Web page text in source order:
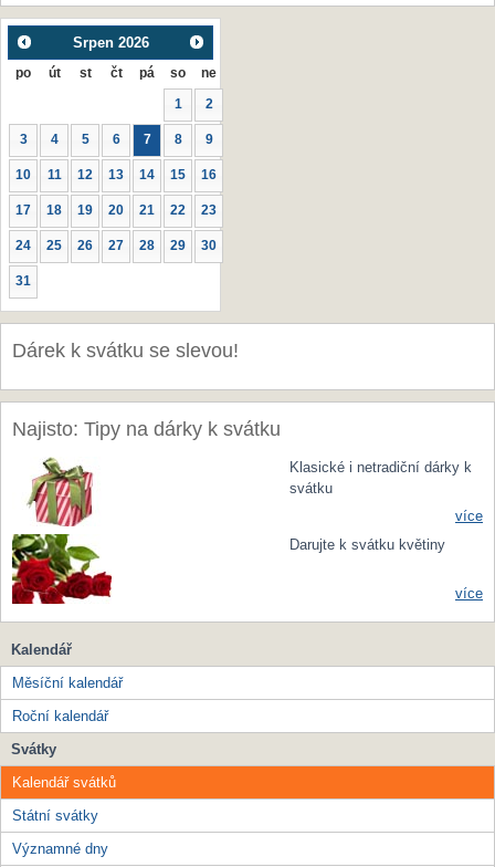
Srpen 2026
po út st čt pá so ne
1 2
3 4 5 6 7 8 9
10 11 12 13 14 15 16
17 18 19 20 21 22 23
24 25 26 27 28 29 30
31
Dárek k svátku se slevou!
Najisto: Tipy na dárky k svátku
Klasické i netradiční dárky k
svátku
více
Darujte k svátku květiny
více
Kalendář
Měsíční kalendář
Roční kalendář
Svátky
Kalendář svátků
Státní svátky
Významné dny